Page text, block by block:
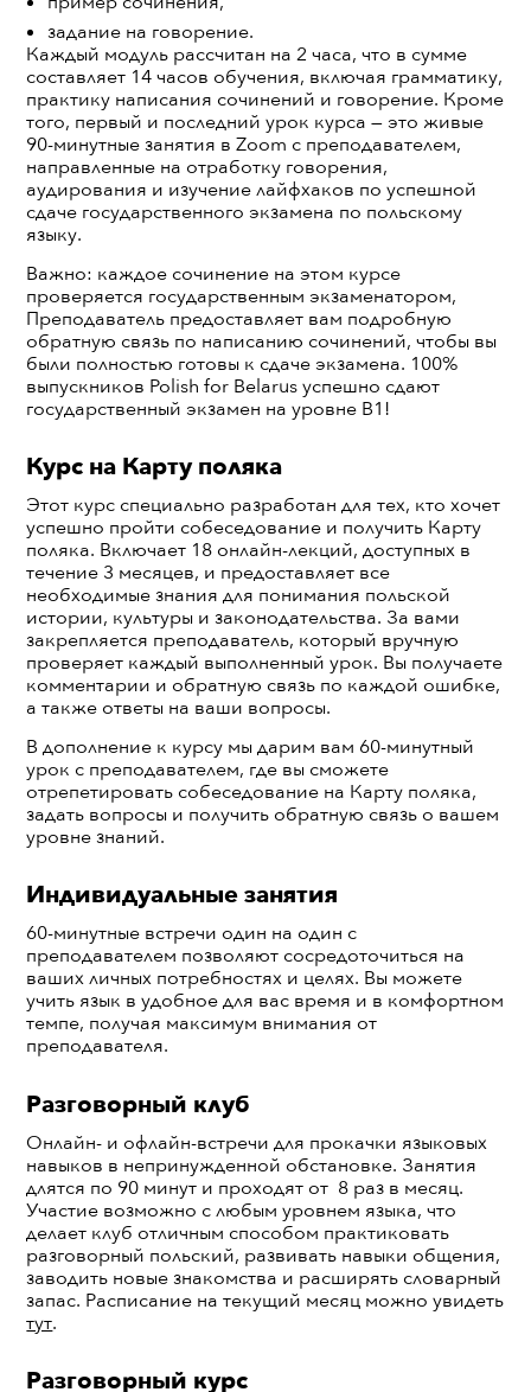
задание на говорение.
Каждый модуль рассчитан на 2 часа, что в сумме
составляет 14 часов обучения, включая грамматику,
практику написания сочинений и говорение. Кроме
того, первый и последний урок курса — это живые
90-минутные занятия в Zoom с преподавателем,
направленные на отработку говорения,
аудирования и изучение лайфхаков по успешной
сдаче государственного экзамена по польскому
языку.
Важно: каждое сочинение на этом курсе
проверяется государственным экзаменатором,
Преподаватель предоставляет вам подробную
обратную связь по написанию сочинений, чтобы вы
были полностью готовы к сдаче экзамена. 100%
выпускников Polish for Belarus успешно сдают
государственный экзамен на уровне B1!
Курс на Карту поляка
Этот курс специально разработан для тех, кто хочет
успешно пройти собеседование и получить Карту
поляка. Включает 18 онлайн-лекций, доступных в
течение 3 месяцев, и предоставляет все
необходимые знания для понимания польской
истории, культуры и законодательства. За вами
закрепляется преподаватель, который вручную
проверяет каждый выполненный урок. Вы получаете
комментарии и обратную связь по каждой ошибке,
а также ответы на ваши вопросы.
В дополнение к курсу мы дарим вам 60-минутный
урок с преподавателем, где вы сможете
отрепетировать собеседование на Карту поляка,
задать вопросы и получить обратную связь о вашем
уровне знаний.
Индивидуальные занятия
60-минутные встречи один на один с
преподавателем позволяют сосредоточиться на
ваших личных потребностях и целях. Вы можете
учить язык в удобное для вас время и в комфортном
темпе, получая максимум внимания от
преподавателя.
Разговорный клуб
Онлайн- и офлайн-встречи для прокачки языковых
навыков в непринужденной обстановке. Занятия
длятся по 90 минут и проходят от 8 раз в месяц.
Участие возможно с любым уровнем языка, что
делает клуб отличным способом практиковать
разговорный польский, развивать навыки общения,
заводить новые знакомства и расширять словарный
запас. Расписание на текущий месяц можно увидеть
тут.
Разговорный курс